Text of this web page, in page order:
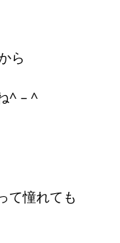
ら
^ – ^
て憧れても